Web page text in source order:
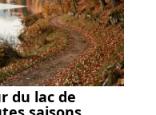
du lac de